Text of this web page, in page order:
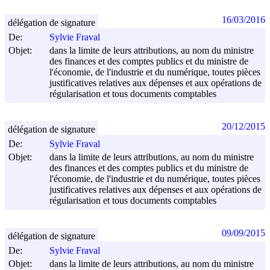
De:
Sylvie Fraval
Objet:
dans la limite de leurs attributions, au nom du ministre
des finances et des comptes publics et du ministre de
l'économie, de l'industrie et du numérique, toutes pièces
justificatives relatives aux dépenses et aux opérations de
régularisation et tous documents comptables
délégation de signature 16/03/2016
De:
Sylvie Fraval
Objet:
dans la limite de leurs attributions, au nom du ministre
des finances et des comptes publics et du ministre de
l'économie, de l'industrie et du numérique, toutes pièces
justificatives relatives aux dépenses et aux opérations de
régularisation et tous documents comptables
délégation de signature 20/12/2015
De:
Sylvie Fraval
Objet:
dans la limite de leurs attributions, au nom du ministre
délégation de signature 09/09/2015